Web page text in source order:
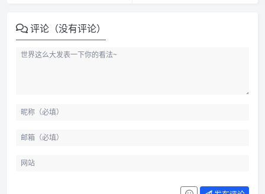
评论（没有评论）